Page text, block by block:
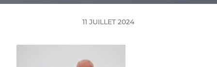
11 JUILLET 2024